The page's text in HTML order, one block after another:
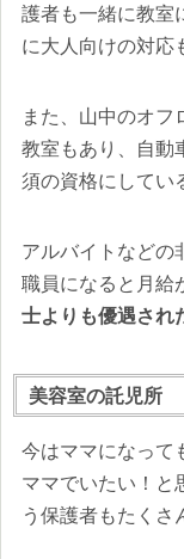
護者も一緒に教室
に大人向けの対応
また、山中のオフ
教室もあり、自動
須の資格にしてい
アルバイトなどの
職員になると月給
士よりも優遇され
美容室の託児所
今はママになって
ママでいたい！と
う保護者もたくさ